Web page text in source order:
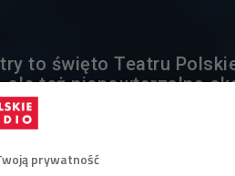
to święto Teatru
ale też niepowtarzalna
żywo, zerknąć do
Jędrzej
"Ferdydurke",
czy chodzi po
prywatność